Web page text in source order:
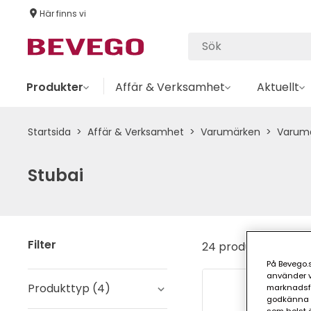
Här finns vi
Produkter Affär & Verksamhet Aktuellt
Startsida Affär & Verksamhet Varumärken
Stubai
Filter
Produkttyp (4)
24 produkter
På
använder
godkänna